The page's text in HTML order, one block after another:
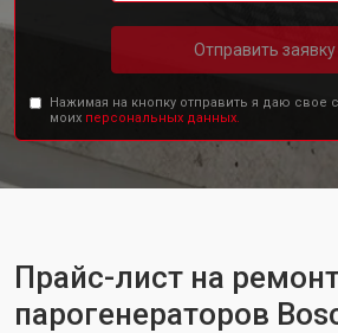
Отправить заявку
Нажимая на кнопку отправить я даю свое
моих персональных данных.
Прайс-лист на
парогенераторов